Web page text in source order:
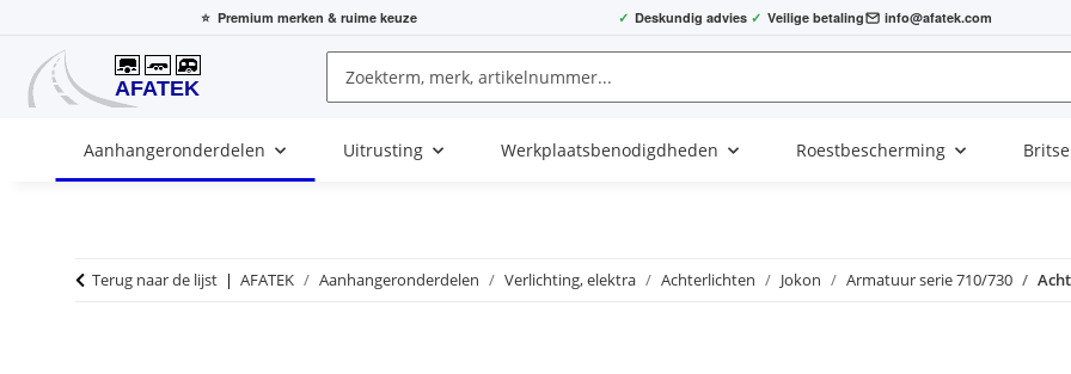
⭐ Premium merken & ruime keuze ✓ Deskundig advies ✓ Veilige betaling info@afatek.com
Aanhangeronderdelen Uitrusting Werkplaatsbenodigdheden Roestbescherming
Terug naar de lijst AFATEK Aanhangeronderdelen Verlichting, elektra Achterlichten Jokon Armatuur serie 710/730